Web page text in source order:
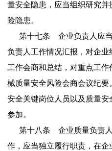
量安全隐患，应当组织研究
险隐患。
第十七条 企业负责人应
负责人工作情况汇报，对企
工作会商和总结，对重点工
械质量安全风险会商会议纪
安全关键岗位人员以及质量
参加。
第十八条 企业质量负责
作，应当独立履行职责，在